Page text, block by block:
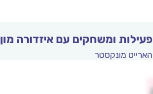
פעילות ומשחקים עם איזדורה מון 1
הארייט מונקסטר